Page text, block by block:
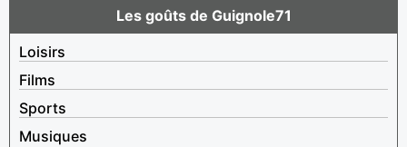
Les goûts de Guignole71
Loisirs
Films
Sports
Musiques